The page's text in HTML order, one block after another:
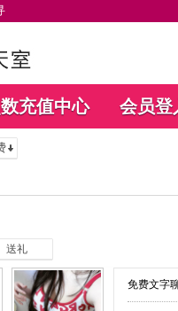
充值中心 会员登
送礼
免费文字